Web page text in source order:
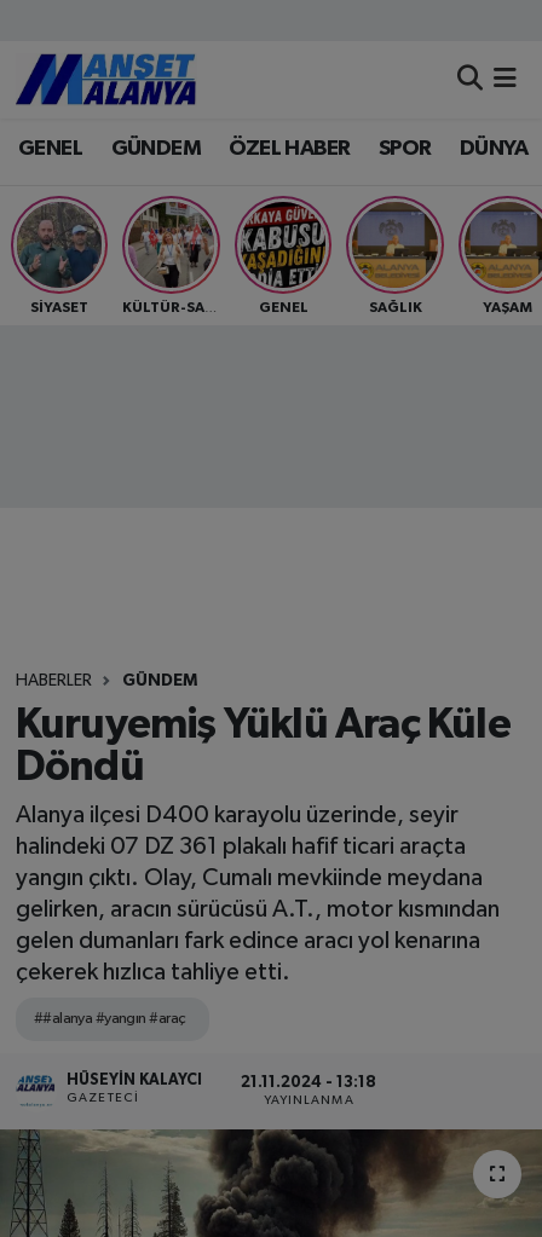
GENEL GÜNDEM ÖZEL HABER SPOR DÜNYA
SİYASET KÜLTÜR-SANAT GENEL SAĞLIK YAŞAM
HABERLER GÜNDEM
Kuruyemiş Yüklü Araç Küle
Döndü
Alanya ilçesi D400 karayolu üzerinde, seyir
halindeki 07 DZ 361 plakalı hafif ticari araçta
yangın çıktı. Olay, Cumalı mevkiinde meydana
gelirken, aracın sürücüsü A.T., motor kısmından
gelen dumanları fark edince aracı yol kenarına
çekerek hızlıca tahliye etti.
##alanya #yangın #araç
HÜSEYIN KALAYCI
GAZETECI
21.11.2024 - 13:18
YAYINLANMA
Antalya Nöbetçi Eczaneler
Antalya Hava Durumu
Antalya Namaz Vakitleri
Antalya Trafik Yoğunluk Haritası